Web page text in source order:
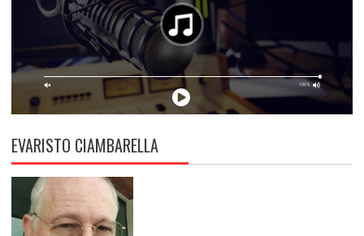
EVARISTO CIAMBARELLA